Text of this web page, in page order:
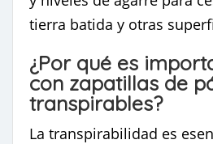
tierra batida y otras
¿Por qué es
con zapatillas de
transpirables?
La transpirabilidad es